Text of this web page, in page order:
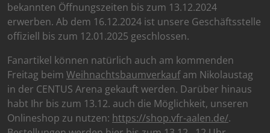
bekannten Öffnungszeiten bis zum 13.12.2024
erwerben. Ab dem 16.12.2024 ist unsere Geschäftsstelle
offiziell bis zum 12.01.2025 geschlossen.
Fanartikel können natürlich auch am kommenden
Freitag beim Weihnachtsbaumverkaufam Nikolaustag
in der CENTUS Arena gekauft werden. Darüber hinaus
habt Ihr bis zum 13.12. auch die Möglichkeit, unseren
Onlineshop zu nutzen: https://shop.vfr-aalen.de/.